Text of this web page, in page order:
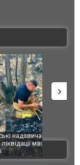
козуленя
пожежі у
СБУ за
Болгарії